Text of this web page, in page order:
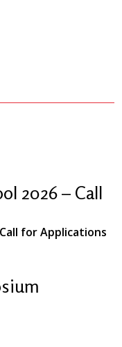
2026 – Call
for Applications